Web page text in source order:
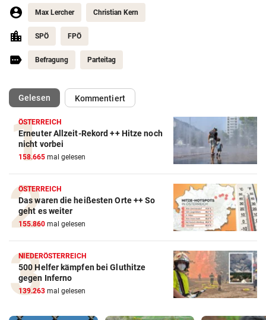
Max Lercher Christian Kern
SPÖ FPÖ
Befragung Parteitag
Gelesen(ausgewählt)Kommentiert
ÖSTERREICH
Erneuter Allzeit-Rekord ++ Hitze noch
nicht vorbei
158.665 mal gelesen
ÖSTERREICH
Das waren die heißesten Orte ++ So
geht es weiter
155.860 mal gelesen
NIEDERÖSTERREICH
500 Helfer kämpfen bei Gluthitze
gegen Inferno
139.263 mal gelesen